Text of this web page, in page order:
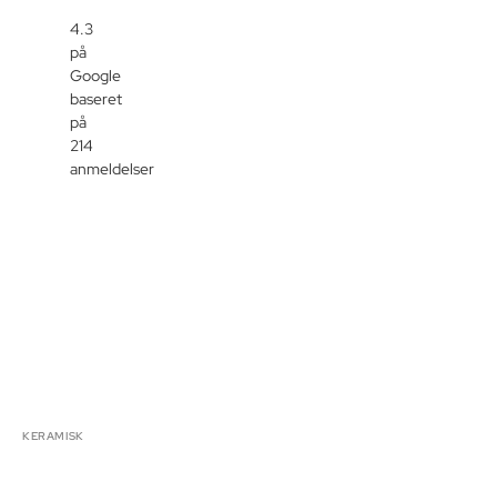
KERAMISK
4.3
på
Google
baseret
på
214
anmeldelser